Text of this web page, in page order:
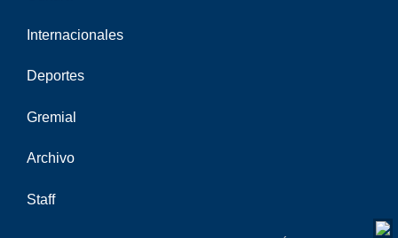
Internacionales
Deportes
Gremial
Archivo
Staff